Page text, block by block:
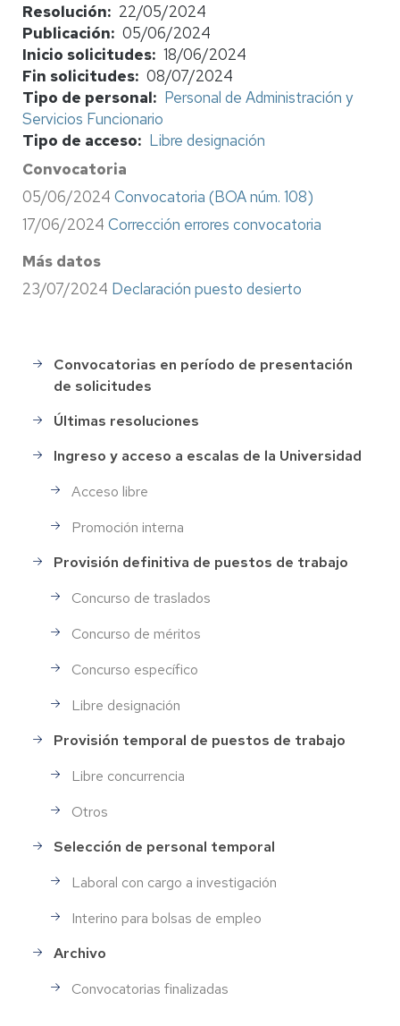
Resolución
22/05/2024
Publicación
05/06/2024
Inicio solicitudes 18/06/2024
Fin solicitudes 08/07/2024
Tipo de personal
Personal de Administración y
Servicios Funcionario
Tipo de acceso
Libre designación
Convocatoria
05/06/2024 Convocatoria (BOA núm. 108)
17/06/2024 Corrección errores convocatoria
Más datos
23/07/2024 Declaración puesto desierto
Selección
de
Personal
Convocatorias en período de presentación
de solicitudes
Últimas resoluciones
Ingreso y acceso a escalas de la Universidad
Acceso libre
Promoción interna
Provisión definitiva de puestos de trabajo
Concurso de traslados
Concurso de méritos
Concurso específico
Libre designación
Provisión temporal de puestos de trabajo
Libre concurrencia
Otros
Selección de personal temporal
Laboral con cargo a investigación
Interino para bolsas de empleo
Archivo
Convocatorias finalizadas